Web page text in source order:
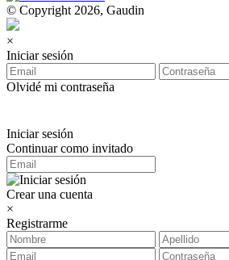
© Copyright 2026, Gaudin
×
Iniciar sesión
Olvidé mi contraseña
Iniciar sesión
Continuar como invitado
Crear una cuenta
×
Registrarme